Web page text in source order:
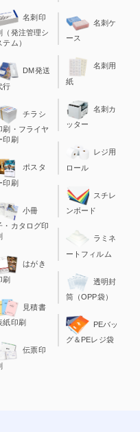
名刺印
（発注管理シ
テム）
DM発送
行
チラシ
刷・フライヤ
印刷
ポスタ
印刷
小冊
・カタログ印
はがき
刷
見積書
紙印刷
伝票印
名刺ケ
ース
名刺用
紙
名刺カ
ッター
レジ用
ロール
スチレ
ンボード
ラミネ
ートフィルム
透明封
筒（OPP袋）
PEバッ
グ＆PEレジ袋